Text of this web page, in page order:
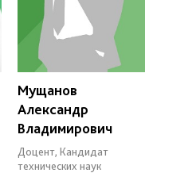
Мущанов
Александр
Владимирович
Доцент, Кандидат
технических наук